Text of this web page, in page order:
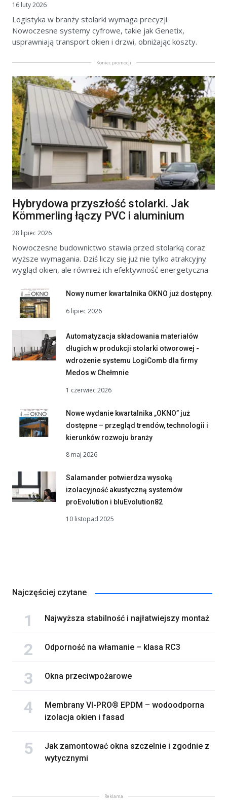
16 luty 2026
Logistyka w branży stolarki wymaga precyzji.
Nowoczesne systemy cyfrowe, takie jak Genetix,
usprawniają transport okien i drzwi, obniżając koszty.
Koniec promocji
Hybrydowa przyszłość stolarki. Jak
Kömmerling łączy PVC i aluminium
28 lipiec 2026
Nowoczesne budownictwo stawia przed stolarką coraz
wyższe wymagania. Dziś liczy się już nie tylko atrakcyjny
wygląd okien, ale również ich efektywność energetyczna
Nowy numer kwartalnika OKNO już dostępny.
6 lipiec 2026
Automatyzacja składowania materiałów
długich w produkcji stolarki otworowej -
wdrożenie systemu LogiComb dla firmy
Medos w Chełmnie
1 czerwiec 2026
Nowe wydanie kwartalnika „OKNO” już
dostępne – przegląd trendów, technologii i
kierunków rozwoju branży
8 maj 2026
Salamander potwierdza wysoką
izolacyjność akustyczną systemów
proEvolution i bluEvolution82
10 listopad 2025
Najczęściej czytane
Najwyższa stabilność i najłatwiejszy montaż
Odporność na włamanie – klasa RC3
Okna przeciwpożarowe
Membrany VI-PRO® EPDM – wodoodporna
izolacja okien i fasad
Jak zamontować okna szczelnie i zgodnie z
wytycznymi
Reklama